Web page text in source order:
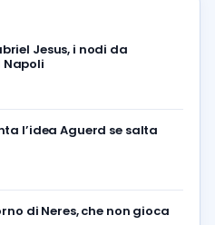
Jesus, i nodi da
Napoli
l’idea Aguerd se salta
di Neres, che non gioca